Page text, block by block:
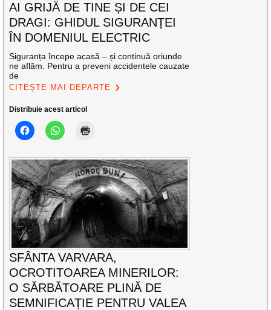
AI GRIJĂ DE TINE ȘI DE CEI
DRAGI: GHIDUL SIGURANȚEI
ÎN DOMENIUL ELECTRIC
Siguranța începe acasă – și continuă oriunde
ne aflăm. Pentru a preveni accidentele cauzate
de
CITEȘTE MAI DEPARTE
Distribuie acest articol
SFÂNTA VARVARA,
OCROTITOAREA MINERILOR:
O SĂRBĂTOARE PLINĂ DE
SEMNIFICAȚIE PENTRU VALEA